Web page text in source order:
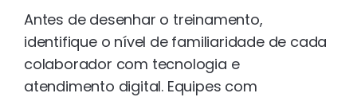
Antes de desenhar o treinamento,
identifique o nível de familiaridade de cada
colaborador com tecnologia e
atendimento digital. Equipes com